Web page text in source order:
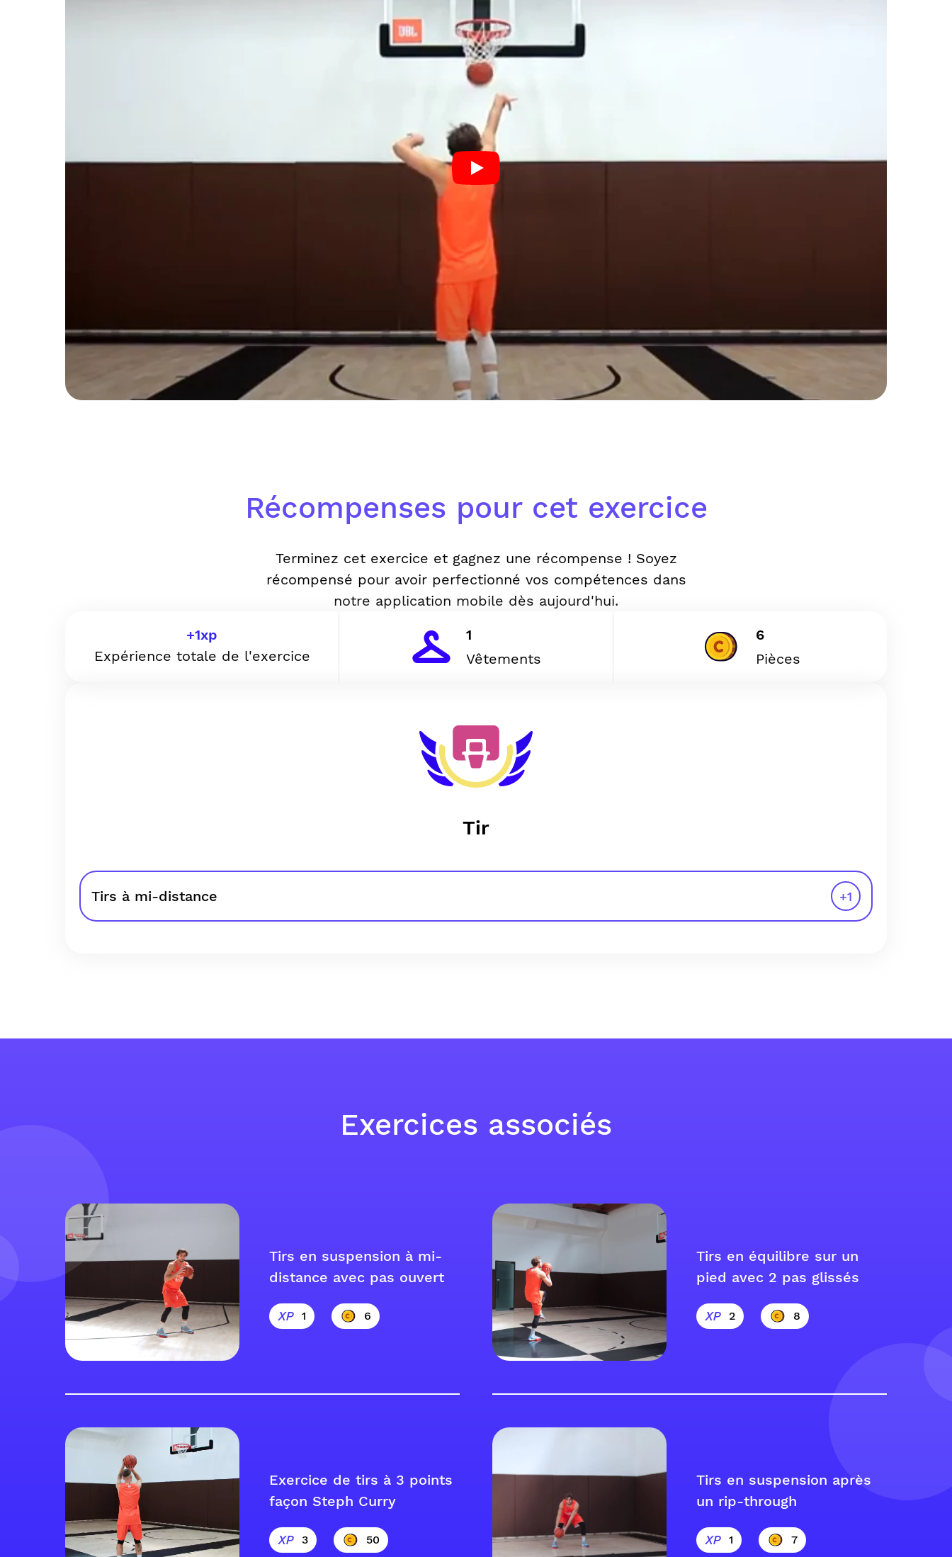
Récompenses pour cet exercice
Terminez cet exercice et gagnez une récompense ! Soyez
récompensé pour avoir perfectionné vos compétences dans
notre application mobile dès aujourd'hui.
+1xp
Expérience totale de l'exercice
1
Vêtements
6
Pièces
Tir
Tirs à mi-distance +1
Exercices associés
Tirs en suspension à mi-
distance avec pas ouvert
1 6
Tirs en équilibre sur un
pied avec 2 pas glissés
2 8
Exercice de tirs à 3 points
façon Steph Curry
3 50
Tirs en suspension après
un rip-through
1 7